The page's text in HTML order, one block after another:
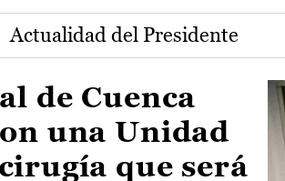
Actualidad del Presidente
de Cuenca
una Unidad
que será